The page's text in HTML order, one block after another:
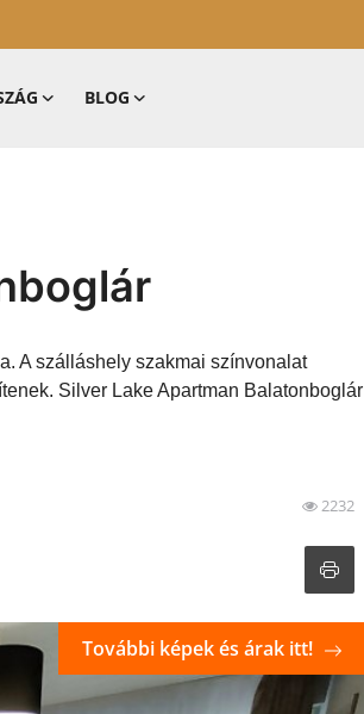
BLOG
A szálláshely szakmai színvonalat
Silver Lake Apartman Balatonboglár
2232
További képek és árak itt!